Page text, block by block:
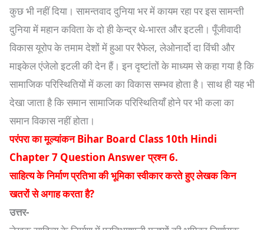
कुछ भी नहीं दिया। सामन्तवाद दुनिया भर में कायम रहा पर इस सामन्ती
दुनिया में महान कविता के दो ही केन्द्र थे-भारत और इटली। पूँजीवादी
विकास यूरोप के तमाम देशों में हुआ पर रैफेल, लेओनार्दो दा विंची और
माइकेल एंजेलो इटली की देन हैं। इन दृष्टांतों के माध्यम से कहा गया है कि
सामाजिक परिस्थितियों में कला का विकास सम्भव होता है। साथ ही यह भी
देखा जाता है कि समान सामाजिक परिस्थितियाँ होने पर भी कला का
समान विकास नहीं होता।
परंपरा का मूल्यांकन Bihar Board Class 10th Hindi
Chapter 7 Question Answer प्रश्न 6.
साहित्य के निर्माण प्रतिभा की भूमिका स्वीकार करते हुए लेखक किन
खतरों से अगाह करता है?
उत्तर-